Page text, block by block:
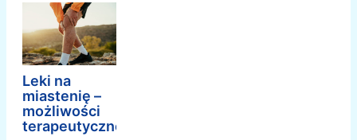
Leki na
miastenię –
możliwości
terapeutyczne